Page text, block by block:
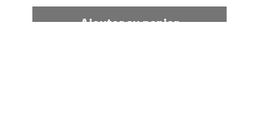
Ajouter au panier